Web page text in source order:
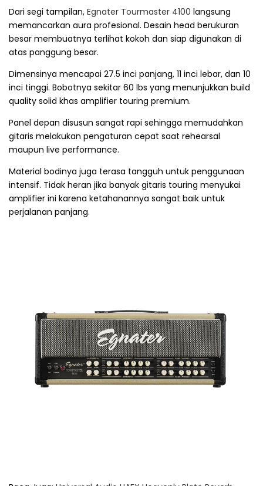
Dari segi tampilan, Egnater Tourmaster 4100 langsung
memancarkan aura profesional. Desain head berukuran
besar membuatnya terlihat kokoh dan siap digunakan di
atas panggung besar.
Dimensinya mencapai 27.5 inci panjang, 11 inci lebar, dan 10
inci tinggi. Bobotnya sekitar 60 lbs yang menunjukkan build
quality solid khas amplifier touring premium.
Panel depan disusun sangat rapi sehingga memudahkan
gitaris melakukan pengaturan cepat saat rehearsal
maupun live performance.
Material bodinya juga terasa tangguh untuk penggunaan
intensif. Tidak heran jika banyak gitaris touring menyukai
amplifier ini karena ketahanannya sangat baik untuk
perjalanan panjang.